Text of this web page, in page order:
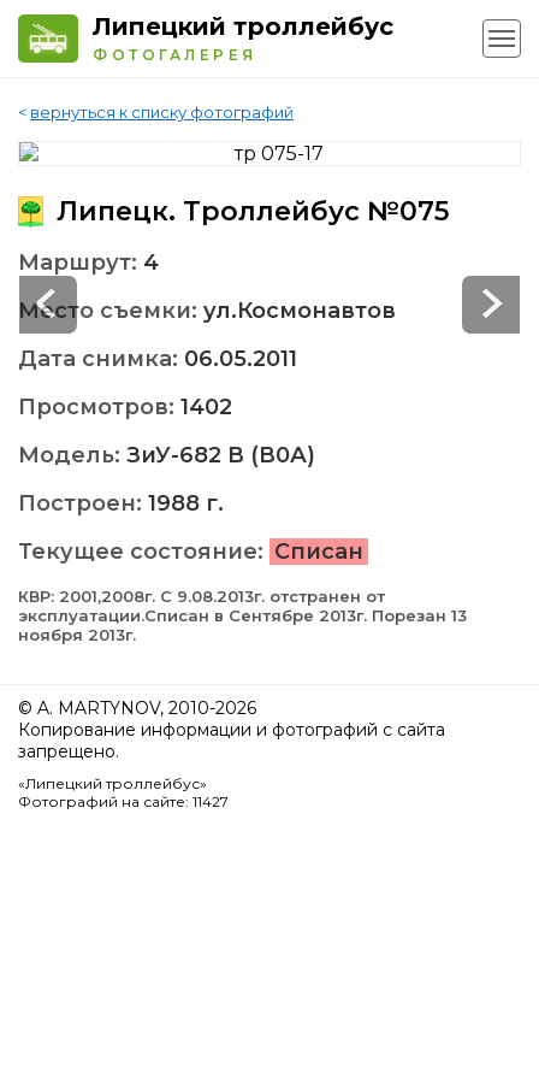
Липецкий троллейбус
ФОТОГАЛЕРЕЯ
< вернуться к списку фотографий
Липецк. Троллейбус №075
Маршрут: 4
Место съемки: ул.Космонавтов
Дата снимка: 06.05.2011
Просмотров: 1402
Модель: ЗиУ-682 В (В0А)
Построен: 1988 г.
Текущее состояние: Списан
КВР: 2001,2008г. С 9.08.2013г. отстранен от
эксплуатации.Списан в Сентябре 2013г. Порезан 13
ноября 2013г.
© A. MARTYNOV, 2010-2026
Копирование информации и фотографий с сайта
запрещено.
«Липецкий троллейбус»
Фотографий на сайте: 11427